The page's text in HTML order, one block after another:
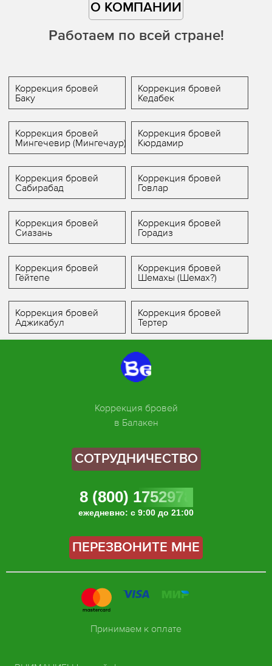
О КОМПАНИИ
Работаем по всей стране!
Коррекция бровей
Баку
Коррекция бровей
Кедабек
Коррекция бровей
Мингечевир (Мингечаур)
Коррекция бровей
Кюрдамир
Коррекция бровей
Сабирабад
Коррекция бровей
Говлар
Коррекция бровей
Сиазань
Коррекция бровей
Горадиз
Коррекция бровей
Гёйтепе
Коррекция бровей
Шемахы (Шемах?)
Коррекция бровей
Аджикабул
Коррекция бровей
Тертер
Коррекция бровей
в Балакен
СОТРУДНИЧЕСТВО
8 (800) 1752978
ежедневно: с 9:00 до 21:00
ПЕРЕЗВОНИТЕ МНЕ
Принимаем к оплате